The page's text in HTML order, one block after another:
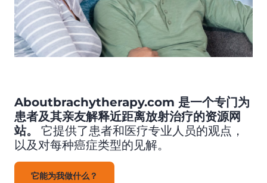
Aboutbrachytherapy.com 是一个专门为
患者及其亲友解释近距离放射治疗的资源网
站。
它提供了患者和医疗专业人员的观点，
以及对每种癌症类型的见解。
它能为我做什么？